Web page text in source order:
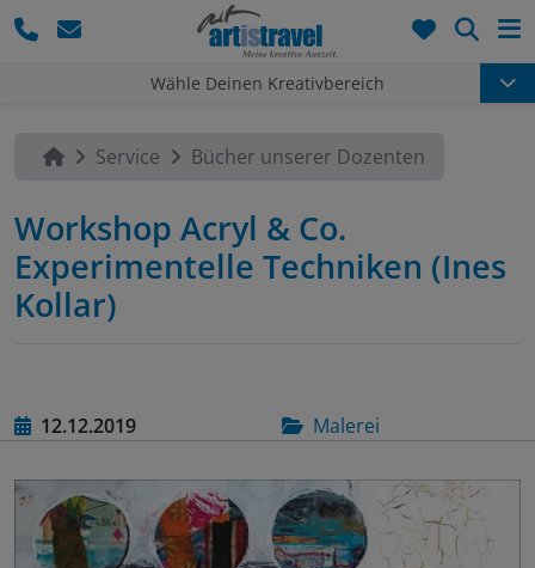
Wähle Deinen Kreativbereich
Service Bücher unserer Dozenten
Workshop Acryl & Co.
Experimentelle Techniken (Ines
Kollar)
12.12.2019 Malerei